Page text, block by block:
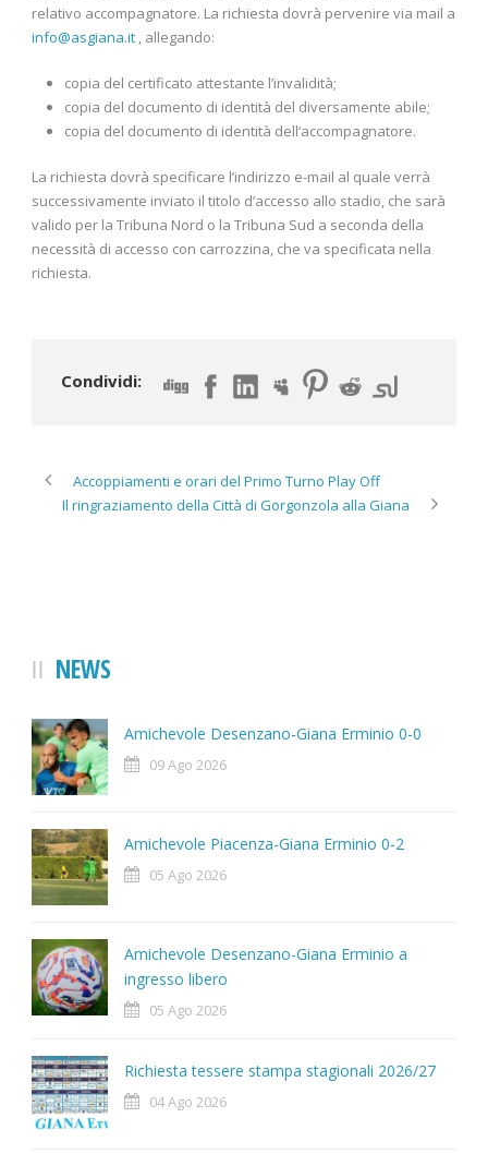
relativo accompagnatore. La richiesta dovrà pervenire via mail a
info@asgiana.it , allegando:
copia del certificato attestante l’invalidità;
copia del documento di identità del diversamente abile;
copia del documento di identità dell’accompagnatore.
La richiesta dovrà specificare l’indirizzo e-mail al quale verrà
successivamente inviato il titolo d’accesso allo stadio, che sarà
valido per la Tribuna Nord o la Tribuna Sud a seconda della
necessità di accesso con carrozzina, che va specificata nella
richiesta.
Condividi:
Accoppiamenti e orari del Primo Turno Play Off
Il ringraziamento della Città di Gorgonzola alla Giana
NEWS
Amichevole Desenzano-Giana Erminio 0-0
09 Ago 2026
Amichevole Piacenza-Giana Erminio 0-2
05 Ago 2026
Amichevole Desenzano-Giana Erminio a
ingresso libero
05 Ago 2026
Richiesta tessere stampa stagionali 2026/27
04 Ago 2026